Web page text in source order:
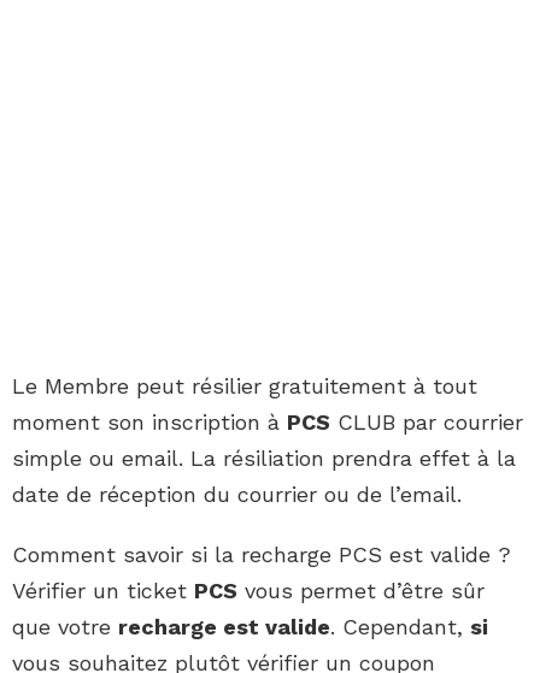
Le Membre peut résilier gratuitement à tout
moment son inscription à PCS CLUB par courrier
simple ou email. La résiliation prendra effet à la
date de réception du courrier ou de l’email.
Comment savoir si la recharge PCS est valide ?
Vérifier un ticket PCS vous permet d’être sûr
que votre recharge est valide. Cependant, si
vous souhaitez plutôt vérifier un coupon